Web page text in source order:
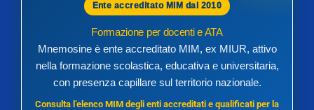
Ente accreditato MIM dal 2010
Formazione per docenti e ATA
Mnemosine è ente accreditato MIM, ex MIUR, attivo
nella formazione scolastica, educativa e universitaria,
con presenza capillare sul territorio nazionale.
Consulta l’elenco MIM degli enti accreditati e qualificati per la